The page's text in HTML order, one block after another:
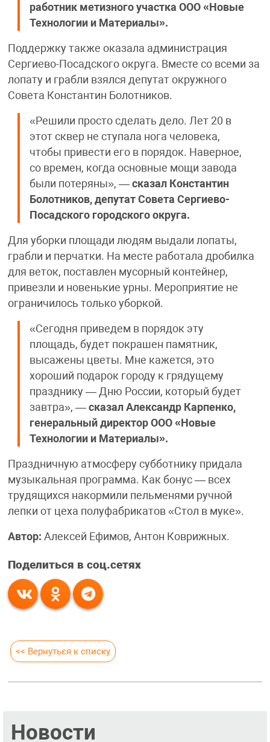
работник метизного участка ООО «Новые
Технологии и Материалы».
Поддержку также оказала администрация
Сергиево-Посадского округа. Вместе со всеми за
лопату и грабли взялся депутат окружного
Совета Константин Болотников.
«Решили просто сделать дело. Лет 20 в
этот сквер не ступала нога человека,
чтобы привести его в порядок. Наверное,
со времен, когда основные мощи завода
были потеряны», — сказал Константин
Болотников, депутат Совета Сергиево-
Посадского городского округа.
Для уборки площади людям выдали лопаты,
грабли и перчатки. На месте работала дробилка
для веток, поставлен мусорный контейнер,
привезли и новенькие урны. Мероприятие не
ограничилось только уборкой.
«Сегодня приведем в порядок эту
площадь, будет покрашен памятник,
высажены цветы. Мне кажется, это
хороший подарок городу к грядущему
празднику — Дню России, который будет
завтра», — сказал Александр Карпенко,
генеральный директор ООО «Новые
Технологии и Материалы».
Праздничную атмосферу субботнику придала
музыкальная программа. Как бонус — всех
трудящихся накормили пельменями ручной
лепки от цеха полуфабрикатов «Стол в муке».
Автор: Алексей Ефимов, Антон Коврижных.
Поделиться в соц.сетях
<< Вернуться к списку
Новости